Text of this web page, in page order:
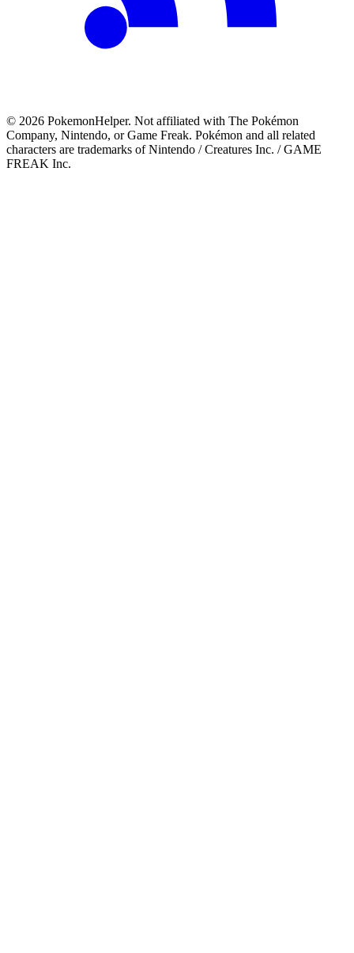
© 2026 PokemonHelper. Not affiliated with The Pokémon
Company, Nintendo, or Game Freak. Pokémon and all related
characters are trademarks of Nintendo / Creatures Inc. / GAME
FREAK Inc.